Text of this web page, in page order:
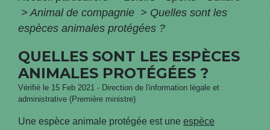
> Animal de compagnie > Quelles sont les
espèces animales protégées ?
QUELLES SONT LES ESPÈCES
ANIMALES PROTÉGÉES ?
Vérifié le 15 Feb 2021 - Direction de l'information légale et
administrative (Première ministre)
Une espèce animale protégée est une espèce